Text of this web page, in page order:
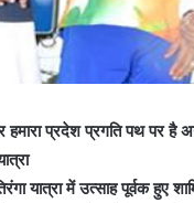
हमारा प्रदेश प्रगति पथ पर है
यात्रा में उत्साह पूर्वक हुए